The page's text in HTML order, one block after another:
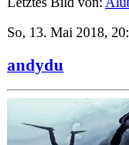
So, 13. Mai 2018,
andydu